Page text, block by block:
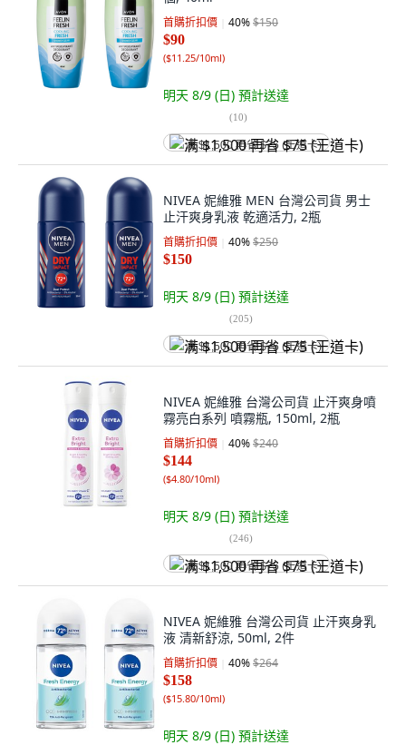
首購折扣價 40%$150
$90
($11.25/10ml)
明天 8/9 (日) 預計送達
(10)
满 $1,500 再省 $75 (王道卡)
NIVEA 妮維雅 MEN 台灣公司貨 男士
止汗爽身乳液 乾適活力, 2瓶
首購折扣價 40%$250
$150
明天 8/9 (日) 預計送達
(205)
满 $1,500 再省 $75 (王道卡)
NIVEA 妮維雅 台灣公司貨 止汗爽身噴
霧亮白系列 噴霧瓶, 150ml, 2瓶
首購折扣價 40%$240
$144
($4.80/10ml)
明天 8/9 (日) 預計送達
(246)
满 $1,500 再省 $75 (王道卡)
NIVEA 妮維雅 台灣公司貨 止汗爽身乳
液 清新舒涼, 50ml, 2件
首購折扣價 40%$264
$158
($15.80/10ml)
明天 8/9 (日) 預計送達